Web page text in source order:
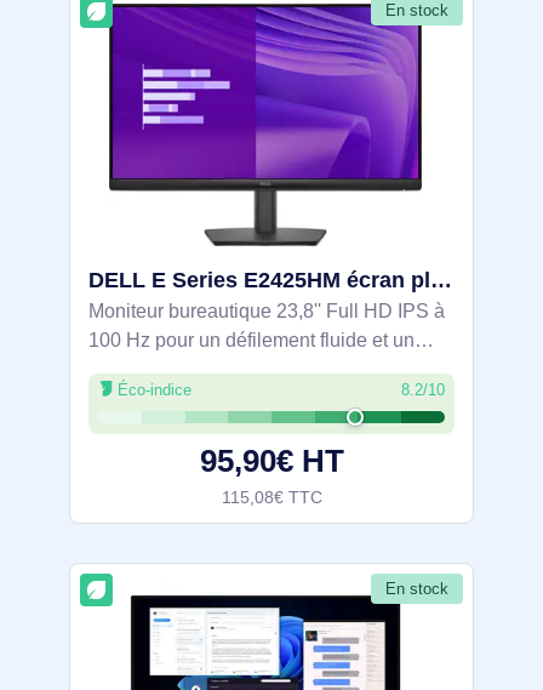
En stock
DELL E Series E2425HM écran plat de PC 60,5 cm (23.8") 1920 x 1080 pixels Full HD LCD Noir - DELL-E2425HM
Moniteur bureautique 23,8'' Full HD IPS à
100 Hz pour un défilement fluide et un
confort visuel accru. ComfortView Plus
certifié TÜV Rheinland 3 étoiles limite la
lumière bleue. Angles 178°. HDMI,
Éco-indice 8.2/10
95,90€ HT
115,08€ TTC
En stock